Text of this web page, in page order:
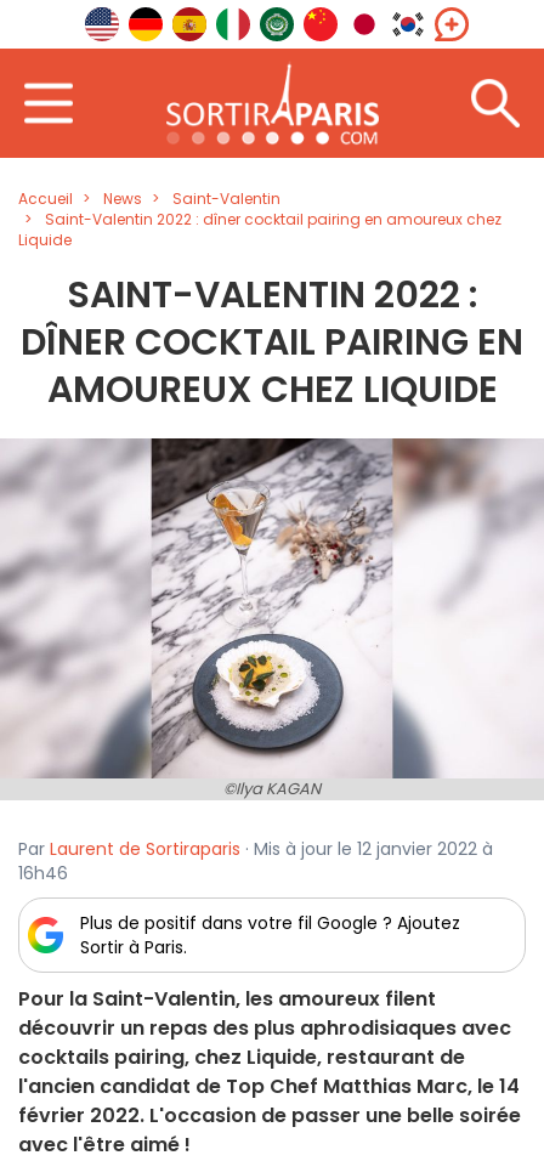
Accueil News
Saint-Valentin
Saint-Valentin 2022 : dîner cocktail pairing en amoureux chez
Liquide
SAINT-VALENTIN 2022 :
DÎNER COCKTAIL PAIRING EN
AMOUREUX CHEZ LIQUIDE
©Ilya KAGAN
Par Laurent de Sortiraparis · Mis à jour le 12 janvier 2022 à
16h46
Plus de positif dans votre fil Google ? Ajoutez
Sortir à Paris.
Pour la Saint-Valentin, les amoureux filent
découvrir un repas des plus aphrodisiaques avec
cocktails pairing, chez Liquide, restaurant de
l'ancien candidat de Top Chef Matthias Marc, le 14
février 2022. L'occasion de passer une belle soirée
avec l'être aimé !